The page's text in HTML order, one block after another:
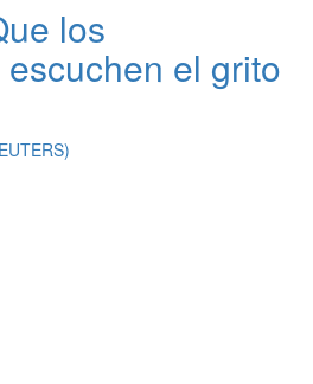
los
el grito